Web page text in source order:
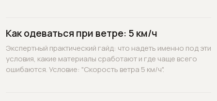
Как одеваться при ветре: 5 км/ч
Экспертный практический гайд: что надеть именно под эти
условия, какие материалы сработают и где чаще всего
ошибаются. Условие: "Скорость ветра 5 км/ч".